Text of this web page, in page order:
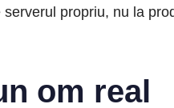
propriu, nu la
om real